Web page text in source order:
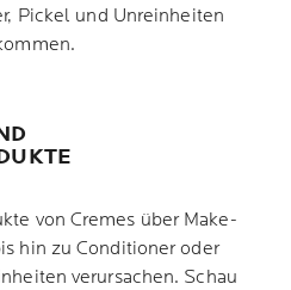
Pickel und Unreinheiten
von Cremes über Make-
hin zu Conditioner oder
verursachen. Schau